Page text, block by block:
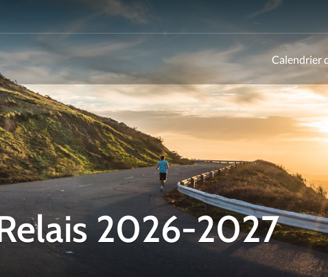
Calendrier
2026-2027